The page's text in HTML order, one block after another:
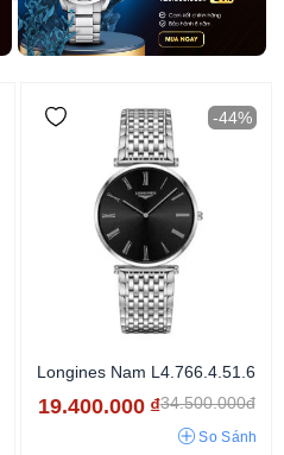
-44%
Longines Nam L4.766.4.51.6
19.400.000 ₫34.500.000đ
So Sánh